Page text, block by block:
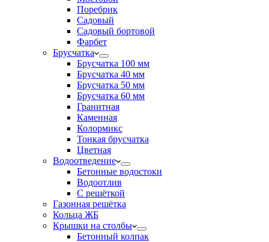
Поребрик
Садовый
Садовый бортовой
Фарбет
Брусчатка
Брусчатка 100 мм
Брусчатка 40 мм
Брусчатка 50 мм
Брусчатка 60 мм
Гранитная
Каменная
Колормикс
Тонкая брусчатка
Цветная
Водоотведение
Бетонные водостоки
Водоотлив
С решёткой
Газонная решётка
Кольца ЖБ
Крышки на столбы
Бетонный колпак